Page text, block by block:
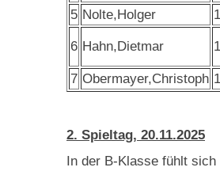
5 Nolte,Holger
6 Hahn,Dietmar
7 Obermayer,Christoph
2. Spieltag, 20.11.2025
In der B-Klasse fühlt sich